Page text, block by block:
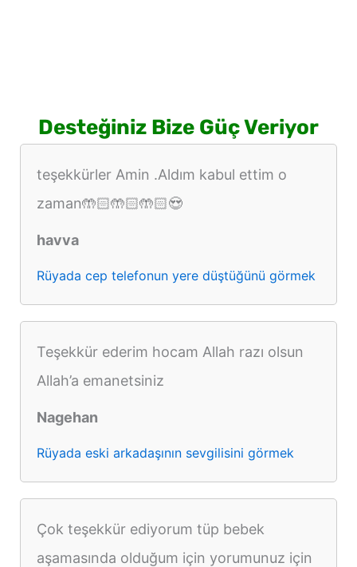
Desteğiniz Bize Güç Veriyor
teşekkürler Amin .Aldım kabul ettim o
zaman🤲🏻🤲🏻🤲🏻😍
havva
Rüyada cep telefonun yere düştüğünü görmek
Teşekkür ederim hocam Allah razı olsun
Allah’a emanetsiniz
Nagehan
Rüyada eski arkadaşının sevgilisini görmek
Çok teşekkür ediyorum tüp bebek
aşamasında olduğum için yorumunuz için